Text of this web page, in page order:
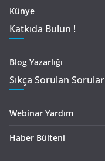
Künye
Katkıda Bulun !
Blog Yazarlığı
Sıkça Sorulan Sorular
Webinar Yardım
Haber Bülteni